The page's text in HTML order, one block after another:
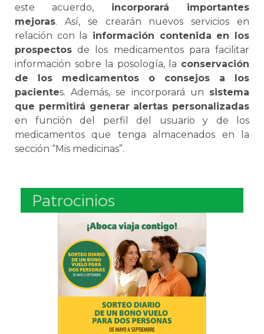
este acuerdo, incorporará importantes
mejoras. Así, se crearán nuevos servicios en
relación con la información contenida en los
prospectos de los medicamentos para facilitar
información sobre la posología, la conservación
de los medicamentos o consejos a los
pacientes. Además, se incorporará un sistema
que permitirá generar alertas personalizadas
en función del perfil del usuario y de los
medicamentos que tenga almacenados en la
sección “Mis medicinas”.
Patrocinios